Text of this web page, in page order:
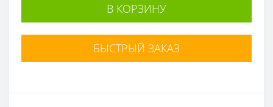
В КОРЗИНУ
БЫСТРЫЙ ЗАКАЗ